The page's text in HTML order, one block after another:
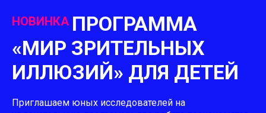
НОВИНКА ПРОГРАММА
«МИР ЗРИТЕЛЬНЫХ
ИЛЛЮЗИЙ» ДЛЯ ДЕТЕЙ
Приглашаем юных исследователей на